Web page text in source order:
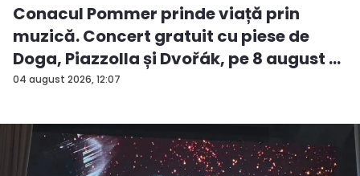
04 august 2026, 12:07
Conacul Pommer prinde viață prin
muzică. Concert gratuit cu piese de
Doga, Piazzolla și Dvořák, pe 8 august ...